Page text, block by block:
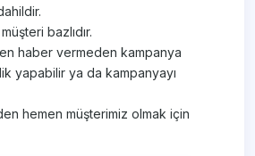
bazlıdır.
haber vermeden kampanya
yapabilir ya da kampanyayı
hemen müşterimiz olmak için